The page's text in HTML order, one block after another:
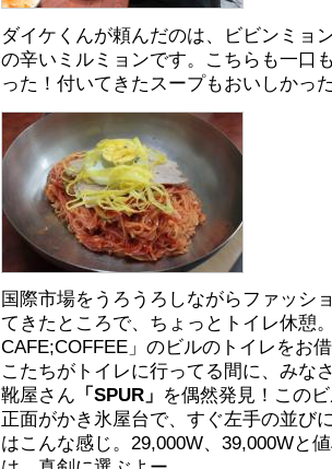
ダイケくんが頼んだのは、ビビンミョ
の辛いミルミョンです。こちらも一口
った！付いてきたスープもおいしかっ
国際市場をうろうろしながらファッシ
てきたところで、ちょっとトイレ休憩
CAFE;COFFEE」のビルのトイレをお
こたちがトイレに行ってる間に、みな
靴屋さん 「SPUR」 を偶然発見！この
正面がかき氷屋台で、すぐ左手の並び
はこんな感じ。29,000W、39,000Wと